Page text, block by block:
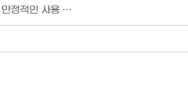
안정적인 사용 …